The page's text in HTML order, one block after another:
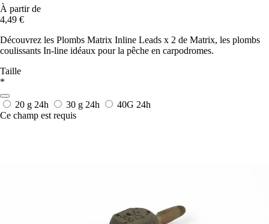
À partir de
4,49 €
Découvrez les Plombs Matrix Inline Leads x 2 de Matrix, les plombs
coulissants In-line idéaux pour la pêche en carpodromes.
Taille
*
20 g 24h 30 g 24h 40G 24h
Ce champ est requis